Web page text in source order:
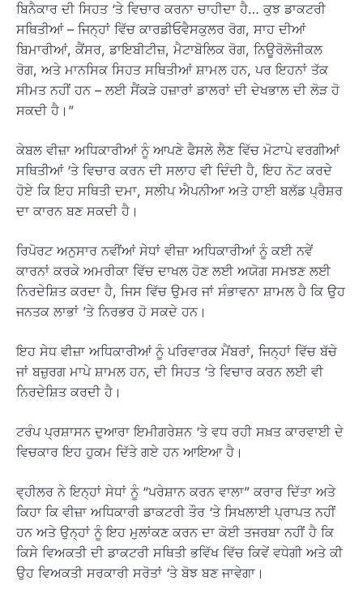
ਬਿਨੈਕਾਰ ਦੀ ਸਿਹਤ ‘ਤੇ ਵਿਚਾਰ ਕਰਨਾ ਚਾਹੀਦਾ ਹੈ… ਕੁਝ ਡਾਕਟਰੀ
ਸਥਿਤੀਆਂ – ਜਿਨ੍ਹਾਂ ਵਿੱਚ ਕਾਰਡੀਓਵੈਸਕੁਲਰ ਰੋਗ, ਸਾਹ ਦੀਆਂ
ਬਿਮਾਰੀਆਂ, ਕੈਂਸਰ, ਡਾਇਬੀਟੀਜ਼, ਮੈਟਾਬੋਲਿਕ ਰੋਗ, ਨਿਊਰੋਲੋਜੀਕਲ
ਰੋਗ, ਅਤੇ ਮਾਨਸਿਕ ਸਿਹਤ ਸਥਿਤੀਆਂ ਸ਼ਾਮਲ ਹਨ, ਪਰ ਇਹਨਾਂ ਤੱਕ
ਸੀਮਤ ਨਹੀਂ ਹਨ – ਲਈ ਸੈਂਕੜੇ ਹਜ਼ਾਰਾਂ ਡਾਲਰਾਂ ਦੀ ਦੇਖਭਾਲ ਦੀ ਲੋੜ ਹੋ
ਸਕਦੀ ਹੈ।”
ਕੇਬਲ ਵੀਜ਼ਾ ਅਧਿਕਾਰੀਆਂ ਨੂੰ ਆਪਣੇ ਫੈਸਲੇ ਲੈਣ ਵਿੱਚ ਮੋਟਾਪੇ ਵਰਗੀਆਂ
ਸਥਿਤੀਆਂ ‘ਤੇ ਵਿਚਾਰ ਕਰਨ ਦੀ ਸਲਾਹ ਵੀ ਦਿੰਦੀ ਹੈ, ਇਹ ਨੋਟ ਕਰਦੇ
ਹੋਏ ਕਿ ਇਹ ਸਥਿਤੀ ਦਮਾ, ਸਲੀਪ ਐਪਨੀਆ ਅਤੇ ਹਾਈ ਬਲੱਡ ਪ੍ਰੈਸ਼ਰ
ਦਾ ਕਾਰਨ ਬਣ ਸਕਦੀ ਹੈ।
ਰਿਪੋਰਟ ਅਨੁਸਾਰ ਨਵੀਂਆਂ ਸੇਧਾਂ ਵੀਜ਼ਾ ਅਧਿਕਾਰੀਆਂ ਨੂੰ ਕਈ ਨਵੇਂ
ਕਾਰਨਾਂ ਕਰਕੇ ਅਮਰੀਕਾ ਵਿੱਚ ਦਾਖਲ ਹੋਣ ਲਈ ਅਯੋਗ ਸਮਝਣ ਲਈ
ਨਿਰਦੇਸ਼ਿਤ ਕਰਦਾ ਹੈ, ਜਿਸ ਵਿੱਚ ਉਮਰ ਜਾਂ ਸੰਭਾਵਨਾ ਸ਼ਾਮਲ ਹੈ ਕਿ ਉਹ
ਜਨਤਕ ਲਾਭਾਂ ’ਤੇ ਨਿਰਭਰ ਹੋ ਸਕਦੇ ਹਨ।
ਇਹ ਸੇਧ ਵੀਜ਼ਾ ਅਧਿਕਾਰੀਆਂ ਨੂੰ ਪਰਿਵਾਰਕ ਮੈਂਬਰਾਂ, ਜਿਨ੍ਹਾਂ ਵਿੱਚ ਬੱਚੇ
ਜਾਂ ਬਜ਼ੁਰਗ ਮਾਪੇ ਸ਼ਾਮਲ ਹਨ, ਦੀ ਸਿਹਤ ‘ਤੇ ਵਿਚਾਰ ਕਰਨ ਲਈ ਵੀ
ਨਿਰਦੇਸ਼ਿਤ ਕਰਦੀ ਹੈ।
ਟਰੰਪ ਪ੍ਰਸ਼ਾਸਨ ਦੁਆਰਾ ਇਮੀਗਰੇਸ਼ਨ ‘ਤੇ ਵਧ ਰਹੀ ਸਖ਼ਤ ਕਾਰਵਾਈ ਦੇ
ਵਿਚਕਾਰ ਇਹ ਹੁਕਮ ਦਿੱਤੇ ਗਏ ਹਨ ਆਇਆ ਹੈ।
ਵ੍ਹੀਲਰ ਨੇ ਇਨ੍ਹਾਂ ਸੇਧਾਂ ਨੂੰ “ਪਰੇਸ਼ਾਨ ਕਰਨ ਵਾਲਾ” ਕਰਾਰ ਦਿੱਤਾ ਅਤੇ
ਕਿਹਾ ਕਿ ਵੀਜ਼ਾ ਅਧਿਕਾਰੀ ਡਾਕਟਰੀ ਤੌਰ ‘ਤੇ ਸਿਖਲਾਈ ਪ੍ਰਾਪਤ ਨਹੀਂ
ਹਨ ਅਤੇ ਉਨ੍ਹਾਂ ਨੂੰ ਇਹ ਮੁਲਾਂਕਣ ਕਰਨ ਦਾ ਕੋਈ ਤਜਰਬਾ ਨਹੀਂ ਹੈ ਕਿ
ਕਿਸੇ ਵਿਅਕਤੀ ਦੀ ਡਾਕਟਰੀ ਸਥਿਤੀ ਭਵਿੱਖ ਵਿੱਚ ਕਿਵੇਂ ਵਧੇਗੀ ਅਤੇ ਕੀ
ਉਹ ਵਿਅਕਤੀ ਸਰਕਾਰੀ ਸਰੋਤਾਂ ‘ਤੇ ਬੋਝ ਬਣ ਜਾਵੇਗਾ।